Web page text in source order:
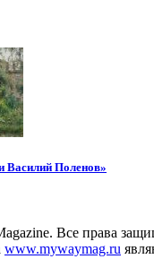
Василий Поленов»
Все права
www.mywaymag.ru